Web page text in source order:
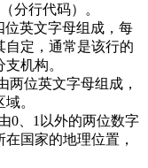
分行代码）。
位英文字母组成，每
自定，通常是该行的
机构。
两位英文字母组成，
。
0、1以外的两位数字
国家的地理位置，